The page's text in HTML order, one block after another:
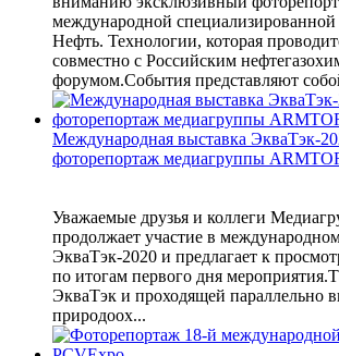
международной специализированной
Нефть. Технологии, которая
совместно с Российским
форумом.События представляют
Международная выставка ЭкваТэк-
фоторепортаж медиагруппы
Уважаемые друзья и коллеги
продолжает участие в
ЭкваТэк-2020 и предлагает к
по итогам первого дня
ЭкваТэк и проходящей параллельно
природоох...